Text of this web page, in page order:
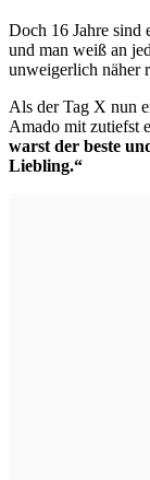
Doch 16 Jahre sind
und man weiß an
unweigerlich näher
Als der Tag X nun
Amado mit zutiefst
warst der beste
Liebling.“